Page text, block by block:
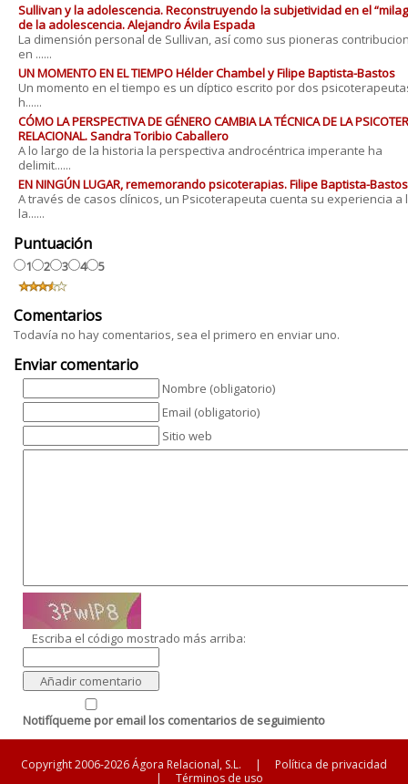
Sullivan y la adolescencia. Reconstruyendo la subjetividad en el
de la adolescencia. Alejandro Ávila Espada
La dimensión personal de Sullivan, así como sus pioneras
en ......
UN MOMENTO EN EL TIEMPO Hélder Chambel y Filipe Baptista-Bastos
Un momento en el tiempo es un díptico escrito por dos
h......
CÓMO LA PERSPECTIVA DE GÉNERO CAMBIA LA TÉCNICA DE LA
RELACIONAL. Sandra Toribio Caballero
A lo largo de la historia la perspectiva androcéntrica imperante ha
delimit......
EN NINGÚN LUGAR, rememorando psicoterapias. Filipe Baptista-Bastos
A través de casos clínicos, un Psicoterapeuta cuenta su experiencia a
la......
Puntuación
1 2 3 4 5
Comentarios
Todavía no hay comentarios, sea el primero en enviar uno.
Enviar comentario
Nombre (obligatorio)
Email (obligatorio)
Sitio web
Escriba el código mostrado más arriba:
Notifíqueme por email los comentarios de seguimiento
Copyright 2006-2026 Ágora Relacional, S.L. |
Política de privacidad
|
Términos de uso